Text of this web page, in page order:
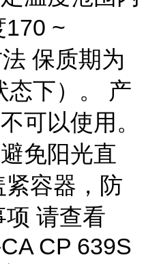
170 ~
保质期为
态下）。 产
可以使用。
免阳光直
容器，防
项 请查看
CP 639S